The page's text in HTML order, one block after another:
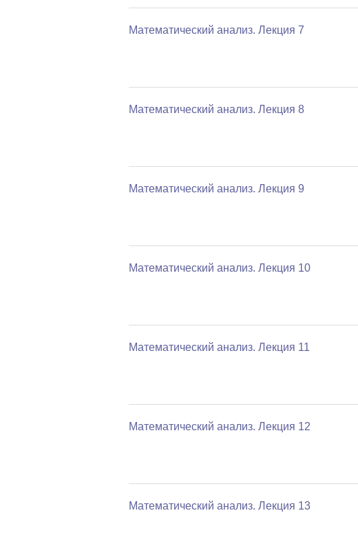
Математический анализ. Лекция 7
Математический анализ. Лекция 8
Математический анализ. Лекция 9
Математический анализ. Лекция 10
Математический анализ. Лекция 11
Математический анализ. Лекция 12
Математический анализ. Лекция 13